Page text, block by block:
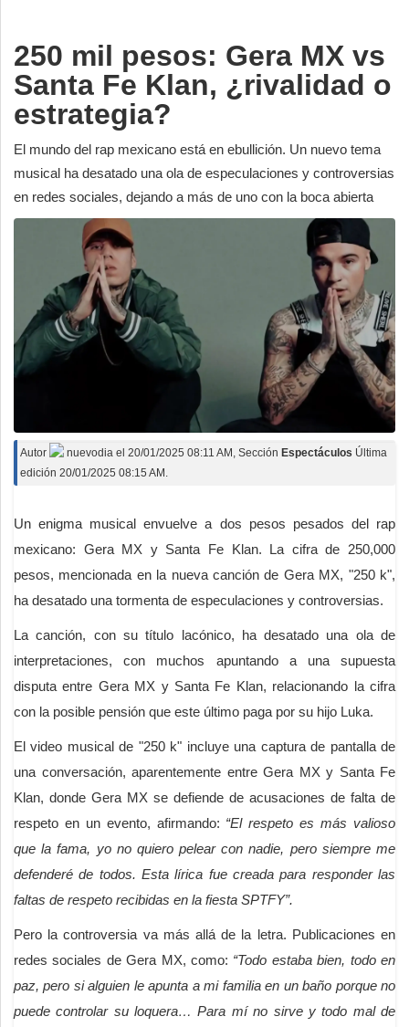
250 mil pesos: Gera MX vs
Santa Fe Klan, ¿rivalidad o
estrategia?
El mundo del rap mexicano está en ebullición. Un nuevo tema
musical ha desatado una ola de especulaciones y controversias
en redes sociales, dejando a más de uno con la boca abierta
Autor nuevodia el 20/01/2025 08:11 AM , Sección Espectáculos Última
edición 20/01/2025 08:15 AM.
Un enigma musical envuelve a dos pesos pesados del rap
mexicano: Gera MX y Santa Fe Klan. La cifra de 250,000
pesos, mencionada en la nueva canción de Gera MX, "250 k",
ha desatado una tormenta de especulaciones y controversias.
La canción, con su título lacónico, ha desatado una ola de
interpretaciones, con muchos apuntando a una supuesta
disputa entre Gera MX y Santa Fe Klan, relacionando la cifra
con la posible pensión que este último paga por su hijo Luka.
El video musical de "250 k" incluye una captura de pantalla de
una conversación, aparentemente entre Gera MX y Santa Fe
Klan, donde Gera MX se defiende de acusaciones de falta de
respeto en un evento, afirmando: “El respeto es más valioso
que la fama, yo no quiero pelear con nadie, pero siempre me
defenderé de todos. Esta lírica fue creada para responder las
faltas de respeto recibidas en la fiesta SPTFY”.
Pero la controversia va más allá de la letra. Publicaciones en
redes sociales de Gera MX, como: “Todo estaba bien, todo en
paz, pero si alguien le apunta a mi familia en un baño porque no
puede controlar su loquera… Para mí no sirve y todo mal de